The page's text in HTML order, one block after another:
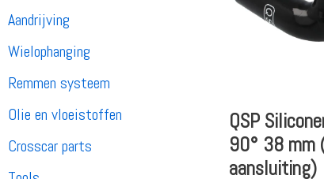
Aandrijving
Wielophanging
Remmen systeem
Olie en vloeistoffen
Crosscar parts
QSP
90° 38 mm
aansluiting)